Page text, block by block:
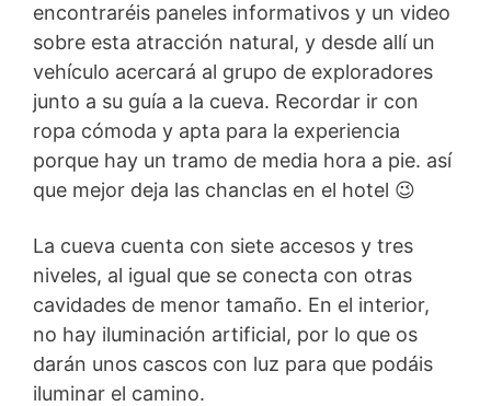
encontraréis paneles informativos y un video
sobre esta atracción natural, y desde allí un
vehículo acercará al grupo de exploradores
junto a su guía a la cueva. Recordar ir con
ropa cómoda y apta para la experiencia
porque hay un tramo de media hora a pie. así
que mejor deja las chanclas en el hotel 😉
La cueva cuenta con siete accesos y tres
niveles, al igual que se conecta con otras
cavidades de menor tamaño. En el interior,
no hay iluminación artificial, por lo que os
darán unos cascos con luz para que podáis
iluminar el camino.